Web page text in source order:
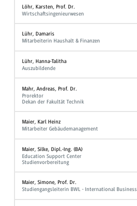
Löhr, Karsten, Prof. Dr.
Wirtschaftsingenieurwesen
Lühr, Damaris
Mitarbeiterin Haushalt & Finanzen
Lühr, Hanna-Talitha
Auszubildende
Mahr, Andreas, Prof. Dr.
Prorektor
Dekan der Fakultät Technik
Maier, Karl Heinz
Mitarbeiter Gebäudemanagement
Maier, Silke, Dipl.-Ing. (BA)
Education Support Center
Studienvorbereitung
Maier, Simone, Prof. Dr.
Studiengangsleiterin BWL - International Business